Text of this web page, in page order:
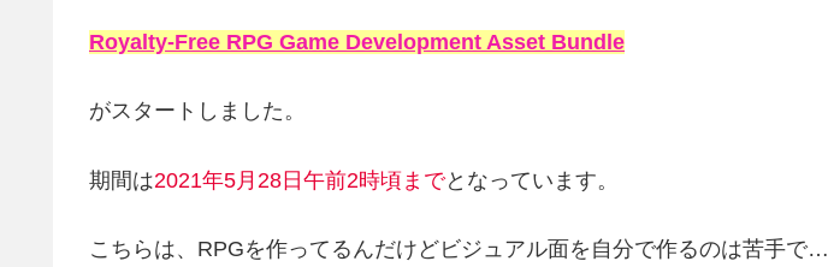
Royalty-Free RPG Game Development Asset Bundle
がスタートしました。
期間は2021年5月28日午前2時頃までとなっています。
こちらは、RPGを作ってるんだけどビジュアル面を自分で作るのは苦手で…